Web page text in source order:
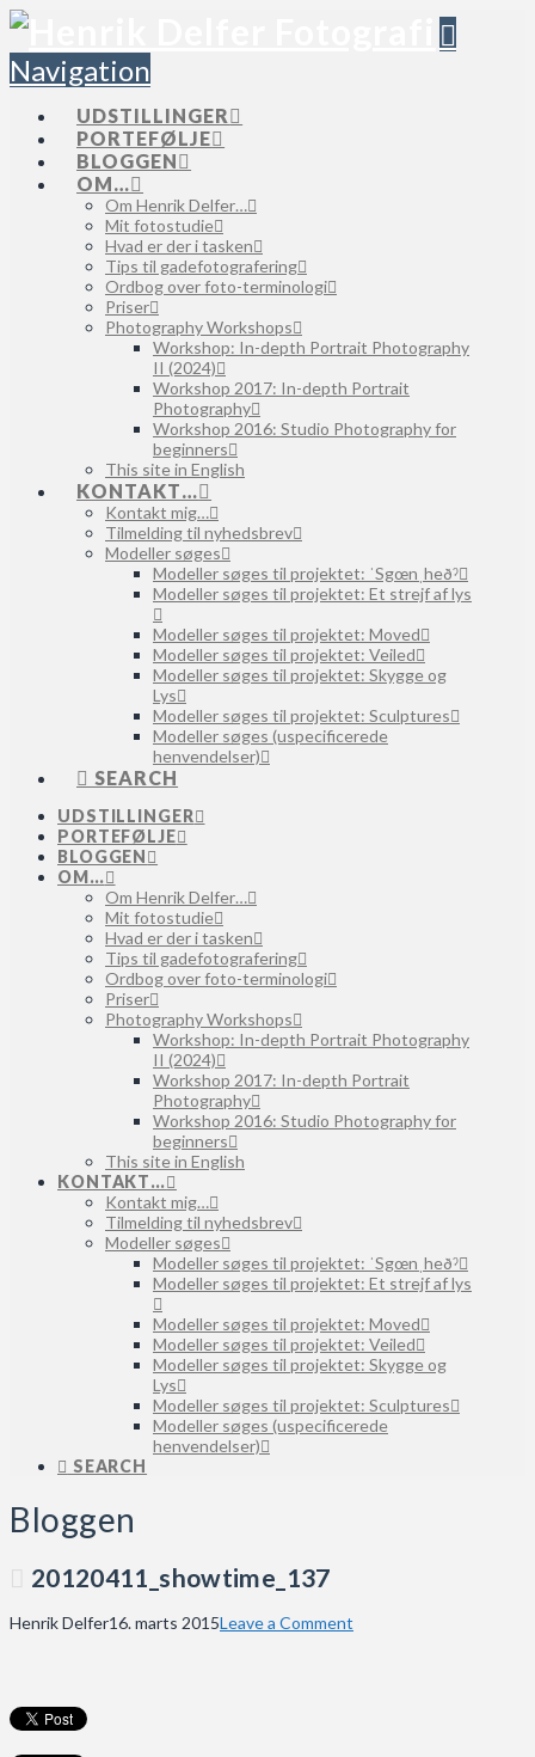
Navigation
UDSTILLINGER
PORTEFØLJE
BLOGGEN
OM…
Om Henrik Delfer…
Mit fotostudie
Hvad er der i tasken
Tips til gadefotografering
Ordbog over foto-terminologi
Priser
Photography Workshops
Workshop: In-depth Portrait Photography
II (2024)
Workshop 2017: In-depth Portrait
Photography
Workshop 2016: Studio Photography for
beginners
This site in English
KONTAKT…
Kontakt mig…
Tilmelding til nyhedsbrev
Modeller søges
Modeller søges til projektet: ˈSgœnˌheðˀ
Modeller søges til projektet: Et strejf af lys
Modeller søges til projektet: Moved
Modeller søges til projektet: Veiled
Modeller søges til projektet: Skygge og
Lys
Modeller søges til projektet: Sculptures
Modeller søges (uspecificerede
henvendelser)
SEARCH
UDSTILLINGER
PORTEFØLJE
BLOGGEN
OM…
Om Henrik Delfer…
Mit fotostudie
Hvad er der i tasken
Tips til gadefotografering
Ordbog over foto-terminologi
Priser
Photography Workshops
Workshop: In-depth Portrait Photography
II (2024)
Workshop 2017: In-depth Portrait
Photography
Workshop 2016: Studio Photography for
beginners
This site in English
KONTAKT…
Kontakt mig…
Tilmelding til nyhedsbrev
Modeller søges
Modeller søges til projektet: ˈSgœnˌheðˀ
Modeller søges til projektet: Et strejf af lys
Modeller søges til projektet: Moved
Modeller søges til projektet: Veiled
Modeller søges til projektet: Skygge og
Lys
Modeller søges til projektet: Sculptures
Modeller søges (uspecificerede
henvendelser)
SEARCH
Bloggen
20120411_showtime_137
Henrik Delfer16. marts 2015Leave a Comment